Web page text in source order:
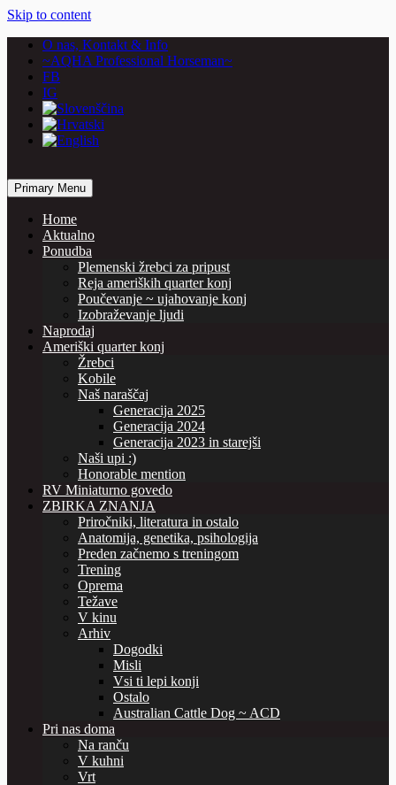
Skip to content
O nas, Kontakt & Info
~AQHA Professional Horseman~
FB
IG
Vašcer Quarter Horses
… horses are our passion
Primary Menu
Home
Aktualno
Ponudba
Plemenski žrebci za pripust
Reja ameriških quarter konj
Poučevanje ~ ujahovanje konj
Izobraževanje ljudi
Naprodaj
Ameriški quarter konj
Žrebci
Kobile
Naš naraščaj
Generacija 2025
Generacija 2024
Generacija 2023 in starejši
Naši upi :)
Honorable mention
RV Miniaturno govedo
ZBIRKA ZNANJA
Priročniki, literatura in ostalo
Anatomija, genetika, psihologija
Preden začnemo s treningom
Trening
Oprema
Težave
V kinu
Arhiv
Dogodki
Misli
Vsi ti lepi konji
Ostalo
Australian Cattle Dog ~ ACD
Pri nas doma
Na ranču
V kuhni
Vrt